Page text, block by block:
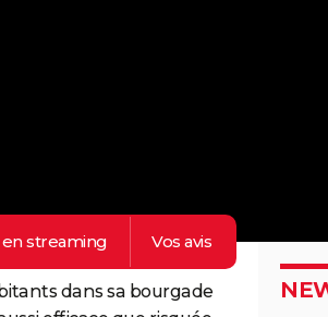
enstreaming Vosavis
dans sa bourgade